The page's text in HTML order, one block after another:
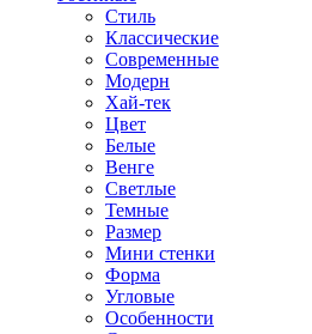
Стиль
Классические
Современные
Модерн
Хай-тек
Цвет
Белые
Венге
Светлые
Темные
Размер
Мини стенки
Форма
Угловые
Особенности